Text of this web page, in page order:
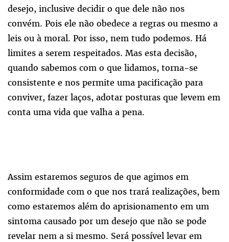
desejo, inclusive decidir o que dele não nos
convém. Pois ele não obedece a regras ou mesmo a
leis ou à moral. Por isso, nem tudo podemos. Há
limites a serem respeitados. Mas esta decisão,
quando sabemos com o que lidamos, torna-se
consistente e nos permite uma pacificação para
conviver, fazer laços, adotar posturas que levem em
conta uma vida que valha a pena.
Assim estaremos seguros de que agimos em
conformidade com o que nos trará realizações, bem
como estaremos além do aprisionamento em um
sintoma causado por um desejo que não se pode
revelar nem a si mesmo. Será possível levar em